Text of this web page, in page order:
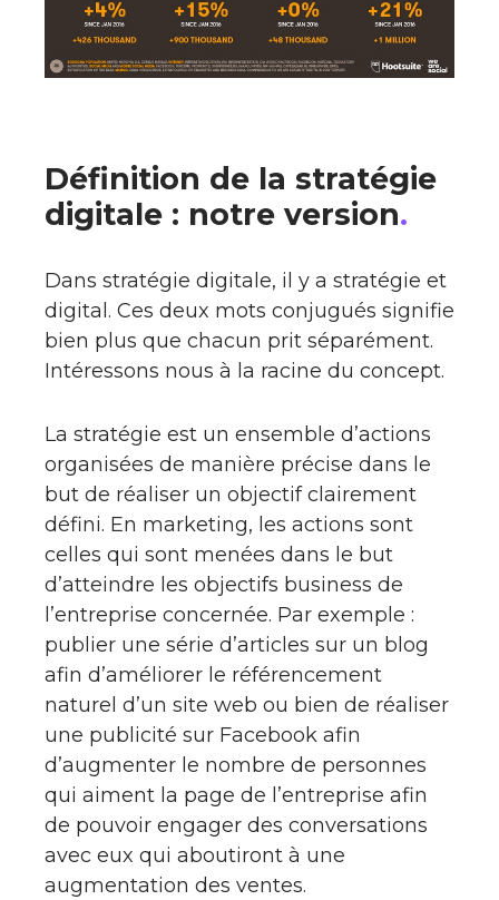
Définition de la stratégie
digitale : notre version.
Dans stratégie digitale, il y a stratégie et
digital. Ces deux mots conjugués signifie
bien plus que chacun prit séparément.
Intéressons nous à la racine du concept.
La stratégie est un ensemble d’actions
organisées de manière précise dans le
but de réaliser un objectif clairement
défini. En marketing, les actions sont
celles qui sont menées dans le but
d’atteindre les objectifs business de
l’entreprise concernée. Par exemple :
publier une série d’articles sur un blog
afin d’améliorer le référencement
naturel d’un site web ou bien de réaliser
une publicité sur Facebook afin
d’augmenter le nombre de personnes
qui aiment la page de l’entreprise afin
de pouvoir engager des conversations
avec eux qui aboutiront à une
augmentation des ventes.